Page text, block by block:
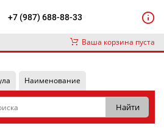
+7 (987) 688-88-33
Ваша корзина пуста
Наименование